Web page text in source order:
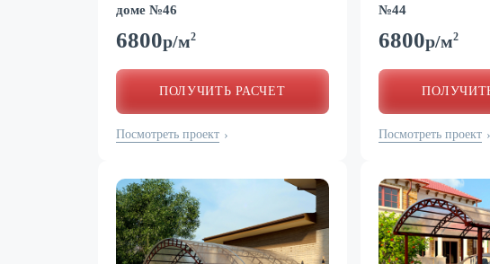
доме №46
6800р/м2
ПОЛУЧИТЬ РАСЧЕТ
Посмотреть проект ›
№44
6800р/м2
Посмотреть проект ›